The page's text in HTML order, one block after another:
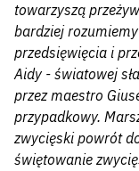
towarzyszą
bardziej
przedsięwięcia i
Aidy - światowej
przez maestro
przypadkowy.
zwycięski powrót
świętowanie